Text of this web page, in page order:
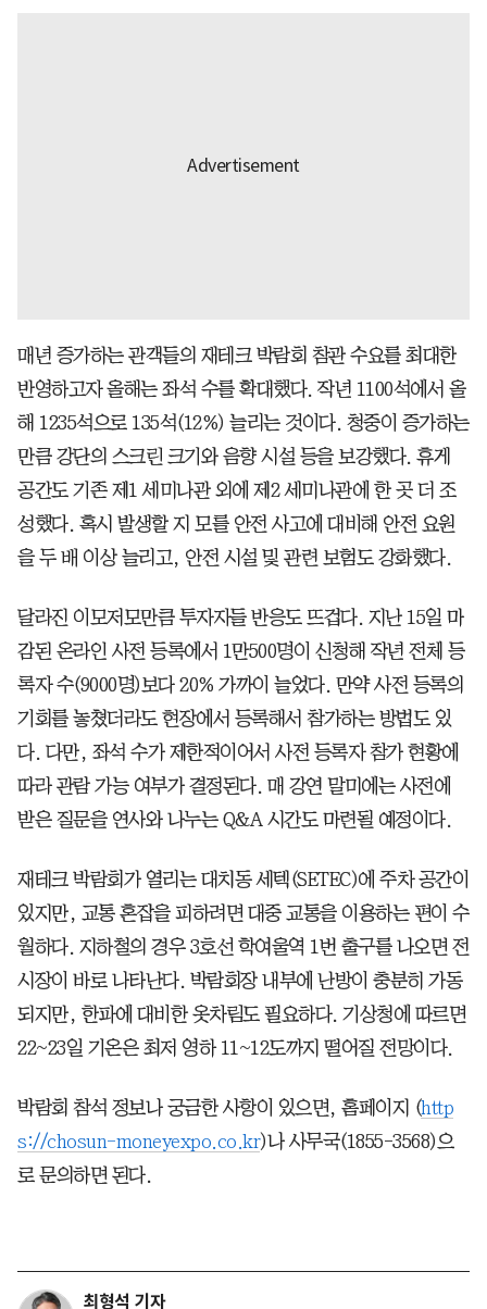
매년 증가하는 관객들의 재테크 박람회 참관 수요를 최대한
반영하고자 올해는 좌석 수를 확대했다. 작년 1100석에서 올
해 1235석으로 135석(12%) 늘리는 것이다. 청중이 증가하는
만큼 강단의 스크린 크기와 음향 시설 등을 보강했다. 휴게
공간도 기존 제1 세미나관 외에 제2 세미나관에 한 곳 더 조
성했다. 혹시 발생할 지 모를 안전 사고에 대비해 안전 요원
을 두 배 이상 늘리고, 안전 시설 및 관련 보험도 강화했다.
달라진 이모저모만큼 투자자들 반응도 뜨겁다. 지난 15일 마
감된 온라인 사전 등록에서 1만500명이 신청해 작년 전체 등
록자 수(9000명)보다 20% 가까이 늘었다. 만약 사전 등록의
기회를 놓쳤더라도 현장에서 등록해서 참가하는 방법도 있
다. 다만, 좌석 수가 제한적이어서 사전 등록자 참가 현황에
따라 관람 가능 여부가 결정된다. 매 강연 말미에는 사전에
받은 질문을 연사와 나누는 Q&A 시간도 마련될 예정이다.
재테크 박람회가 열리는 대치동 세텍(SETEC)에 주차 공간이
있지만, 교통 혼잡을 피하려면 대중 교통을 이용하는 편이 수
월하다. 지하철의 경우 3호선 학여울역 1번 출구를 나오면 전
시장이 바로 나타난다. 박람회장 내부에 난방이 충분히 가동
되지만, 한파에 대비한 옷차림도 필요하다. 기상청에 따르면
22~23일 기온은 최저 영하 11~12도까지 떨어질 전망이다.
박람회 참석 정보나 궁금한 사항이 있으면, 홈페이지 (http
s://chosun-moneyexpo.co.kr)나 사무국(1855-3568)으
로 문의하면 된다.
최형석 기자